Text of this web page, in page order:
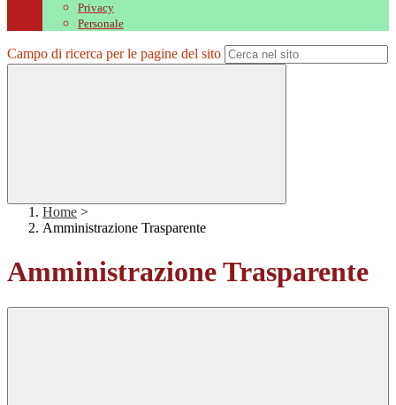
Privacy
Personale
Campo di ricerca per le pagine del sito
Home >
Amministrazione Trasparente
Amministrazione Trasparente